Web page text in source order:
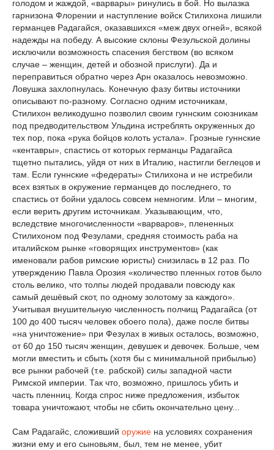
голодом и жаждой, «варвары» ринулись в бой. Но вылазка
гарнизона Флорении и наступление войск Стилихона лишили
германцев Радагайся, оказавшихся «меж двух огней», всякой
надежды на победу. А высокие склоны Фезульской долины
исключили возможность спасения бегством (во всяком
случае – женщин, детей и обозной прислуги). Да и
переправиться обратно через Арн оказалось невозможно.
Ловушка захлопнулась. Конечную фазу битвы источники
описывают по-разному. Согласно одним источникам,
Стилихон великодушно позволил своим гуннским союзникам
под предводительством Ульдина истреблять окруженных до
тех пор, пока «рука бойцов колоть устала». Грозные гуннские
«кентавры», спастись от которых германцы Радагайса
тщетно пытались, уйдя от них в Италию, настигли беглецов и
там. Если гуннские «федераты» Стилихона и не истребили
всех взятых в окружение германцев до последнего, то
спастись от бойни удалось совсем немногим. Или – многим,
если верить другим источникам. Указывающим, что,
вследствие многочисленности «варваров», плененных
Стилихоном под Фезулами, средняя стоимость раба на
италийском рынке «говорящих инструментов» (как
именовали рабов римские юристы) снизилась в 12 раз. По
утверждению Павла Орозия «количество пленных готов было
столь велико, что толпы людей продавали повсюду как
самый дешёвый скот, по одному золотому за каждого».
Учитывая внушительную численность полчищ Радагайса (от
100 до 400 тысяч человек обоего пола), даже после битвы
«на уничтожение» при Фезулах в живых осталось, возможно,
от 60 до 150 тысяч женщин, девушек и девочек. Больше, чем
могли вместить и сбыть (хотя бы с минимальной прибылью)
все рынки рабочей (т.е. рабской) силы западной части
Римской империи. Так что, возможно, пришлось убить и
часть пленниц. Когда спрос ниже предложения, избыток
товара уничтожают, чтобы не сбить окончательно цену...
Сам Радагайс, сложивший оружие на условиях сохранения
жизни ему и его сыновьям, был, тем не менее, убит